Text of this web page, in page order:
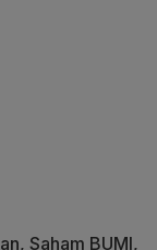
Saham BUMI,